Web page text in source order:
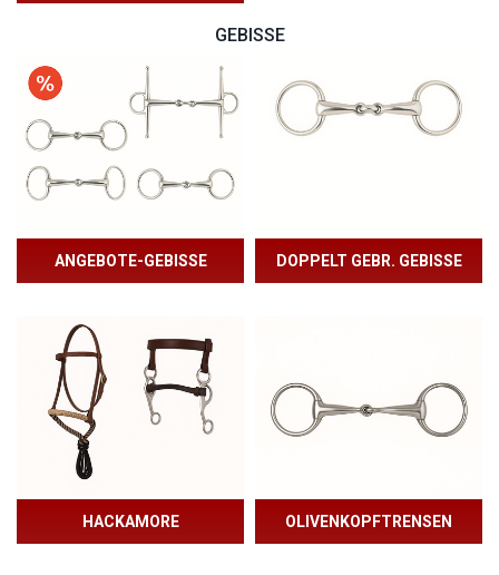
GEBISSE
ANGEBOTE-GEBISSE DOPPELT GEBR. GEBISSE
HACKAMORE OLIVENKOPFTRENSEN